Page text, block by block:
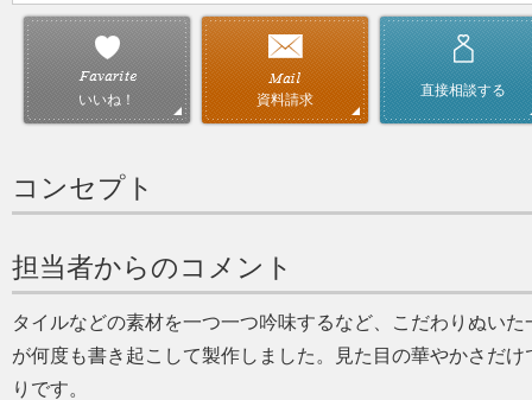
いいね！ 資料請求
直接相談する
コンセプト
担当者からのコメント
タイルなどの素材を一つ一つ吟味するなど、こだわりぬい
が何度も書き起こして製作しました。見た目の華やかさだ
りです。